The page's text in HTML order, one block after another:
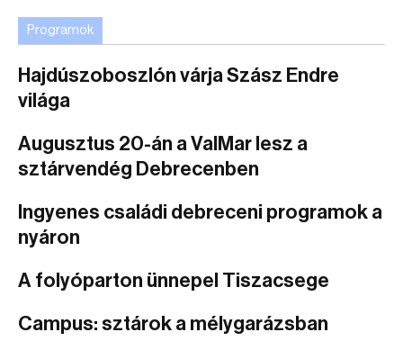
Programok
Hajdúszoboszlón várja Szász Endre
világa
Augusztus 20-án a ValMar lesz a
sztárvendég Debrecenben
Ingyenes családi debreceni programok a
nyáron
A folyóparton ünnepel Tiszacsege
Campus: sztárok a mélygarázsban